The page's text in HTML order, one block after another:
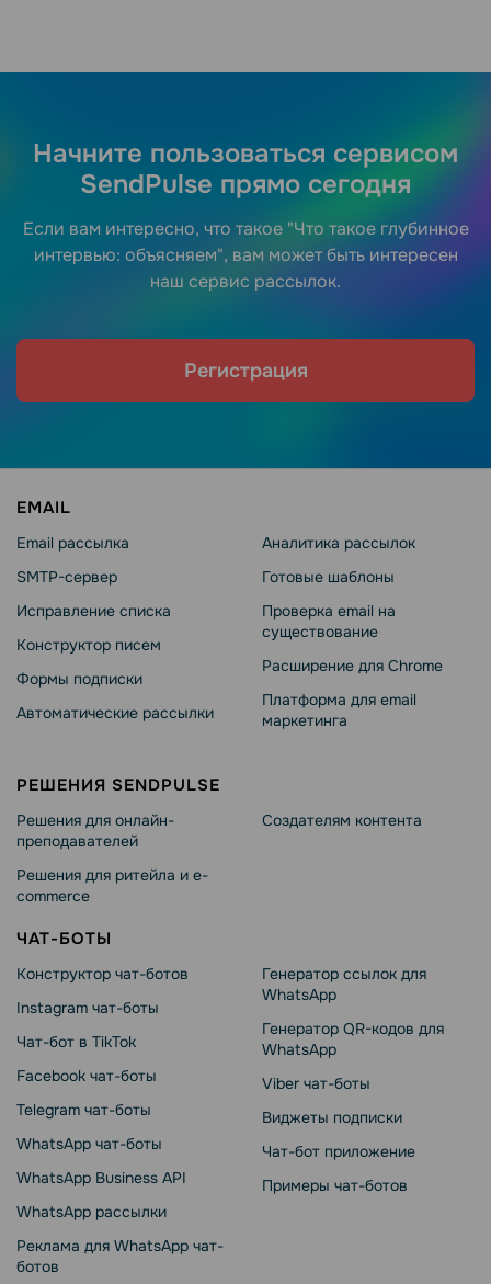
Начните пользоваться сервисом
SendPulse прямо сегодня
Если вам интересно, что такое "Что такое глубинное
интервью: объясняем", вам может быть интересен
наш сервис рассылок.
Регистрация
EMAIL
Email рассылка
SMTP-сервер
Исправление списка
Конструктор писем
Формы подписки
Автоматические рассылки
Аналитика рассылок
Готовые шаблоны
Проверка email на
существование
Расширение для Chrome
Платформа для email
маркетинга
РЕШЕНИЯ SENDPULSE
Решения для онлайн-
преподавателей
Решения для ритейла и e-
commerce
Создателям контента
ЧАТ-БОТЫ
Конструктор чат-ботов
Instagram чат-боты
Чат-бот в TikTok
Facebook чат-боты
Telegram чат-боты
WhatsApp чат-боты
WhatsApp Business API
WhatsApp рассылки
Реклама для WhatsApp чат-
ботов
Генератор ссылок для
WhatsApp
Генератор QR-кодов для
WhatsApp
Viber чат-боты
Виджеты подписки
Чат-бот приложение
Примеры чат-ботов